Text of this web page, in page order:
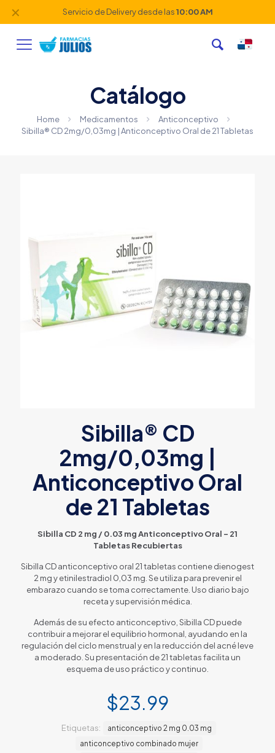
Servicio de Delivery desde las10:00 AM
✕
Catálogo
Home Medicamentos
Anticonceptivo
Sibilla® CD 2mg/0,03mg | Anticonceptivo Oral de 21 Tabletas
Sibilla® CD
2mg/0,03mg |
Anticonceptivo Oral
de 21 Tabletas
Sibilla CD 2 mg / 0.03 mg Anticonceptivo Oral – 21
Tabletas Recubiertas
Sibilla CD anticonceptivo oral 21 tabletas contiene dienogest
2 mg y etinilestradiol 0,03 mg. Se utiliza para prevenir el
embarazo cuando se toma correctamente. Uso diario bajo
receta y supervisión médica.
Además de su efecto anticonceptivo, Sibilla CD puede
contribuir a mejorar el equilibrio hormonal, ayudando en la
regulación del ciclo menstrual y en la reducción del acné leve
a moderado. Su presentación de 21 tabletas facilita un
esquema de uso práctico y continuo.
$23.99
Etiquetas:
anticonceptivo 2 mg 0.03 mg
anticonceptivo combinado mujer